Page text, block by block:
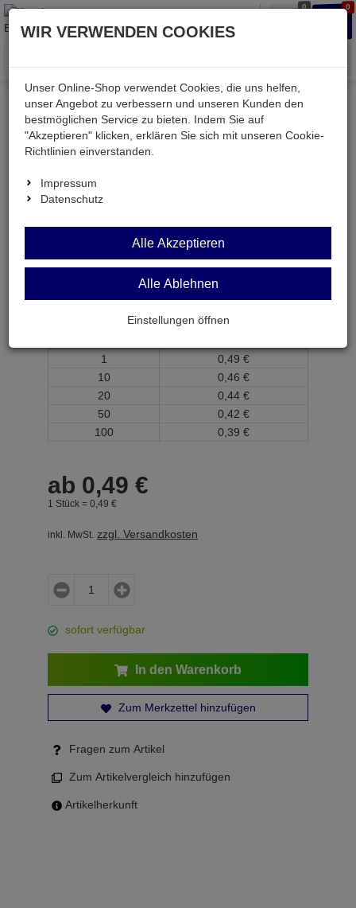
0 0
Menü
Weiter einkaufen Kessler electronic
mechanisch
F09451
F09451
Haltebügel aus Metall f.
1
0, 49 €
10
0, 46 €
20
0, 44 €
50
0, 42 €
100
0, 39 €
ab 0,49 €
1 Stück = 0, 49 €
inkl. MwSt. zzgl. Versandkosten
sofort verfügbar
In den Warenkorb
Zum Merkzettel hinzufügen
Fragen zum Artikel
Zum Artikelvergleich hinzufügen
Artikelherkunft
WIR VERWENDEN COOKIES
Unser Online-Shop verwendet Cookies, die uns helfen,
unser Angebot zu verbessern und unseren Kunden den
bestmöglichen Service zu bieten. Indem Sie auf
"Akzeptieren" klicken, erklären Sie sich mit unseren Cookie-
Richtlinien einverstanden.
Impressum
Datenschutz
Alle Akzeptieren
Alle Ablehnen
Einstellungen öffnen